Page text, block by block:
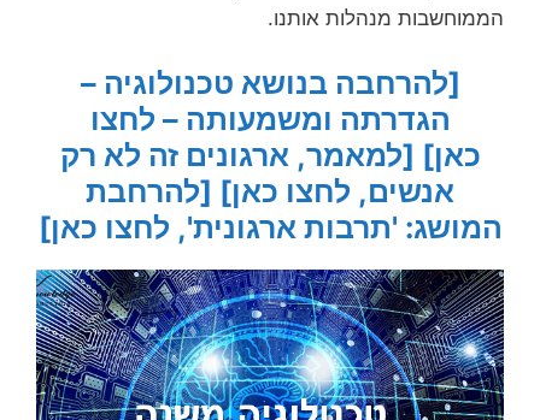
הממוחשבות מנהלות אותנו.
[להרחבה בנושא טכנולוגיה –
הגדרתה ומשמעותה – לחצו
כאן] [למאמר, ארגונים זה לא רק
אנשים, לחצו כאן] [להרחבת
המושג: 'תרבות ארגונית', לחצו כאן]